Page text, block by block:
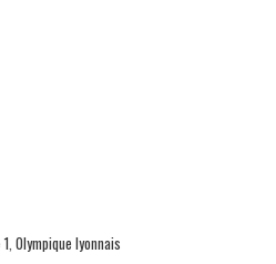
, Olympique lyonnais